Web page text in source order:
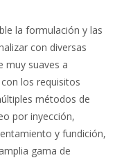
la formulación y las
con diversas
muy suaves a
los requisitos
métodos de
por inyección,
y fundición,
gama de